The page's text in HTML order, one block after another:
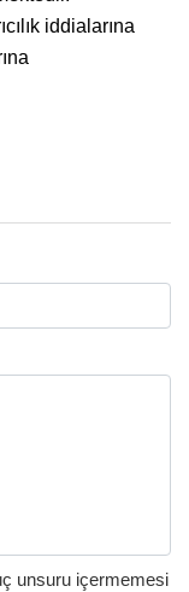
iddialarına
unsuru içermemesi